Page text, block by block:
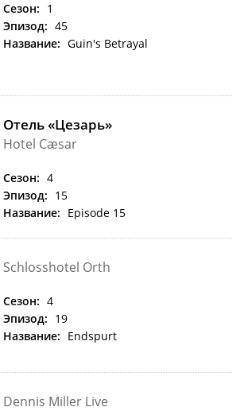
Сезон: 1
Эпизод: 45
Название: Guin's Betrayal
Отель «Цезарь»
Hotel Cæsar
Сезон: 4
Эпизод: 15
Название: Episode 15
Schlosshotel Orth
Сезон: 4
Эпизод: 19
Название: Endspurt
Dennis Miller Live